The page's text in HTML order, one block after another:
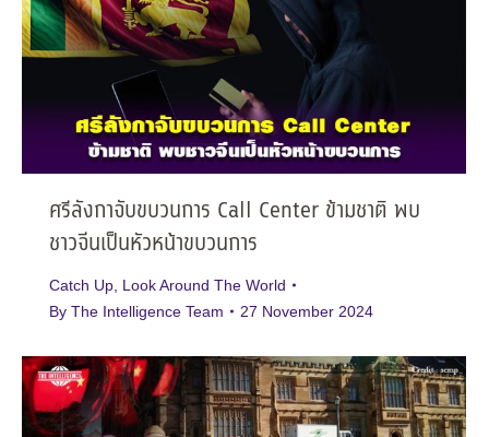
ศรีลังกาจับขบวนการ Call Center ข้ามชาติ พบ
ชาวจีนเป็นหัวหน้าขบวนการ
Catch Up Look Around The World
By The Intelligence Team 27 November 2024